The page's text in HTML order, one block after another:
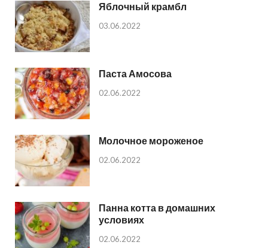
Яблочный крамбл
03.06.2022
Паста Амосова
02.06.2022
Молочное мороженое
02.06.2022
Панна котта в домашних
условиях
02.06.2022